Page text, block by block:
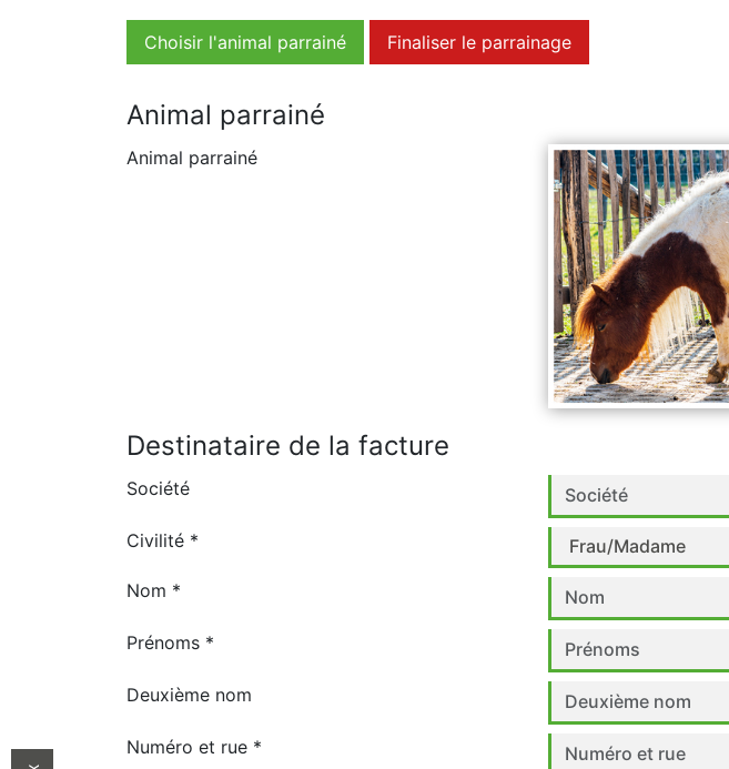
Choisir l'animal parrainé Finaliser le parrainage
Animal parrainé
Animal parrainé
Destinataire de la facture
Société
Civilité *
Nom *
Prénoms *
Deuxième nom
Numéro et rue *